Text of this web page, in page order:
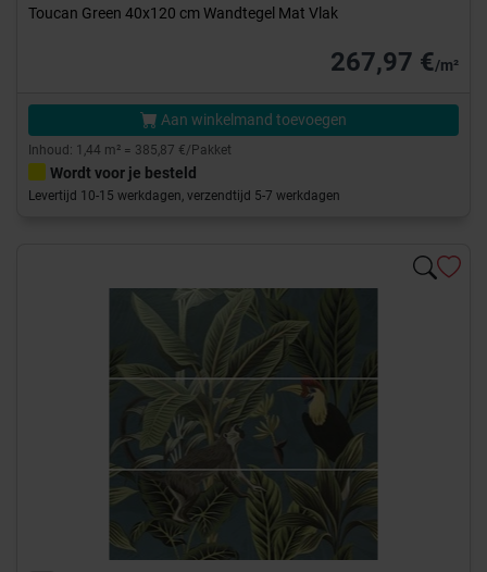
Toucan Green 40x120 cm Wandtegel Mat Vlak
267,97 €/m²
Aan winkelmand toevoegen
Inhoud: 1,44 m² = 385,87 €/Pakket
Wordt voor je besteld
Levertijd 10-15 werkdagen, verzendtijd 5-7 werkdagen